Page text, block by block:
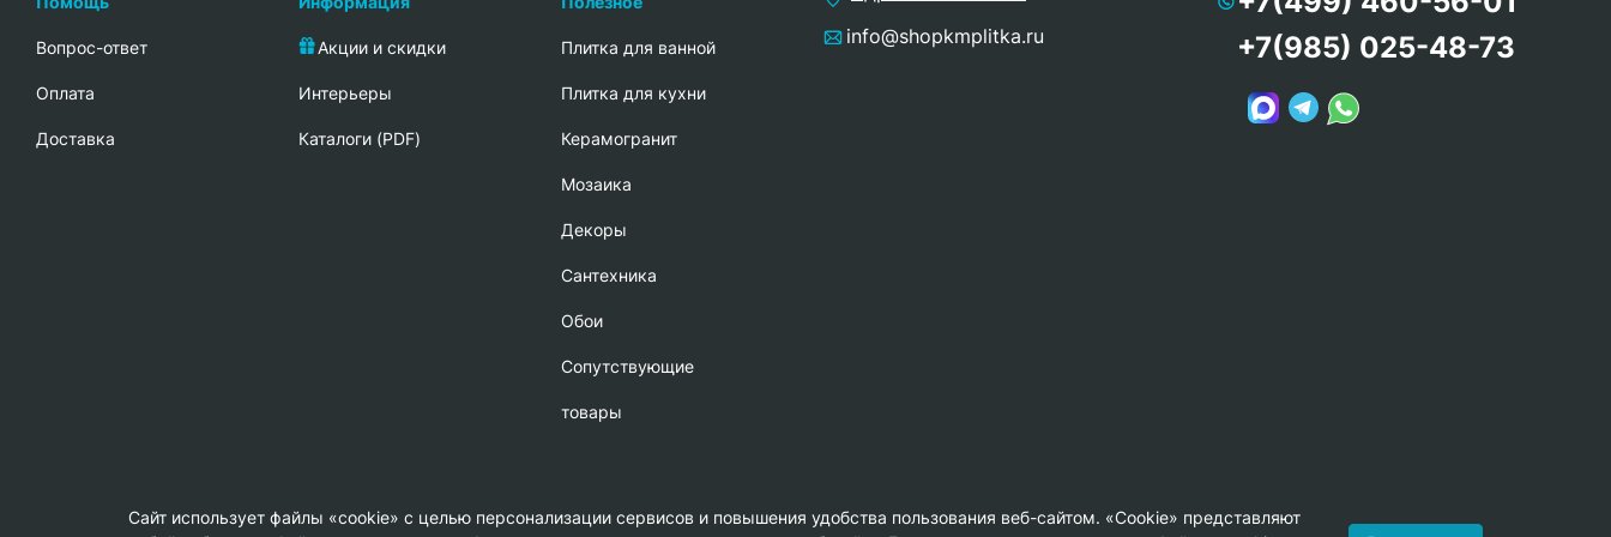
Вопрос-ответ
Oплата
Доставка
Акции и скидки
Интерьеры
Каталоги (PDF)
Плитка для ванной
Плитка для кухни
Керамогранит
Мозаика
Декоры
Сантехника
Обои
Сопутствующие
товары
info@shopkmplitka.ru
+7(985) 025-48-73
Сайт использует файлы «cookie» с целью персонализации сервисов и повышения удобства пользования веб-сайтом. «Cookie» представляют